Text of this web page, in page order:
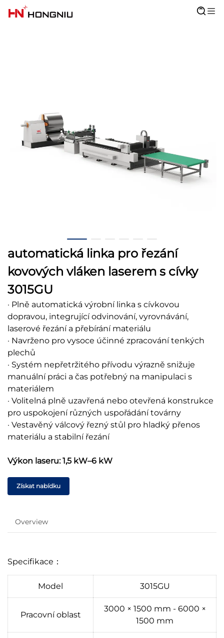
automatická linka pro řezání
kovových vláken laserem s cívky
3015GU
· Plně automatická výrobní linka s cívkovou
dopravou, integrující odvinování, vyrovnávání,
laserové řezání a přebírání materiálu
· Navrženo pro vysoce účinné zpracování tenkých
plechů
· Systém nepřetržitého přívodu výrazně snižuje
manuální práci a čas potřebný na manipulaci s
materiálem
· Volitelná plně uzavřená nebo otevřená konstrukce
pro uspokojení různých uspořádání továrny
· Vestavěný válcový řezný stůl pro hladký přenos
materiálu a stabilní řezání
Výkon laseru: 1,5 kW–6 kW
Získat nabídku
Overview
Specifikace：
Model 3015GU
Pracovní oblast
3000 × 1500 mm - 6000 ×
1500 mm